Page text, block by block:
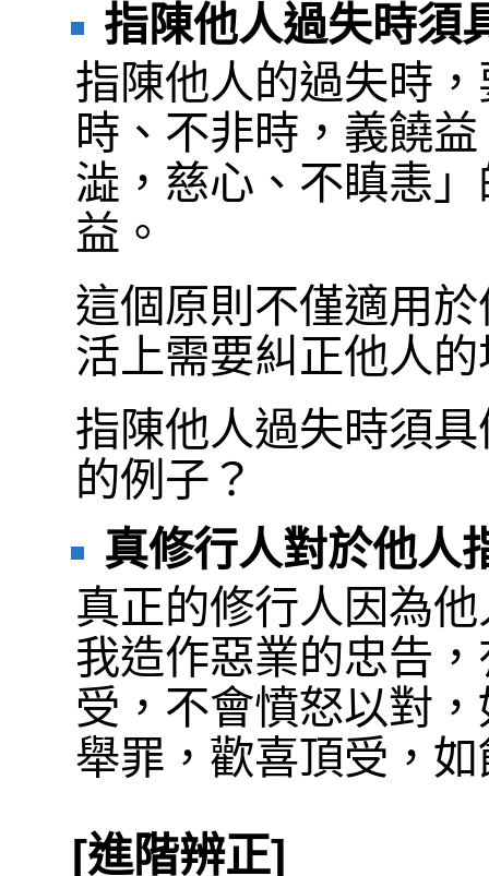
指陳他人過失時須
指陳他人的過失時
時、不非時，義饒
澁，慈心、不瞋恚
益。
這個原則不僅適用
活上需要糾正他人
指陳他人過失時須
的例子？
真修行人對於他人
真正的修行人因為
我造作惡業的忠告
受，不會憤怒以對
舉罪，歡喜頂受，
[進階辨正]